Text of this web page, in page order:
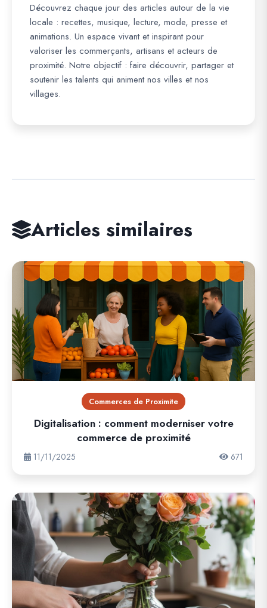
Découvrez chaque jour des articles autour de la vie
locale : recettes, musique, lecture, mode, presse et
animations. Un espace vivant et inspirant pour
valoriser les commerçants, artisans et acteurs de
proximité. Notre objectif : faire découvrir, partager et
soutenir les talents qui animent nos villes et nos
villages.
Articles similaires
Commerces de Proximite
Digitalisation : comment moderniser votre
commerce de proximité
11/11/2025 671